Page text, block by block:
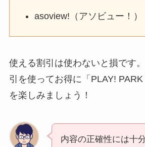
asoview!（アソビュー！）
使える割引は使わないと損です
引を使ってお得に「PLAY! PARK
を楽しみましょう！
内容の正確性には十